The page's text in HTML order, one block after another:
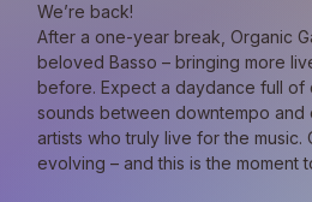
We’re back!
After a one-year break, Organic
beloved Basso – bringing more
before. Expect a daydance full of
sounds between downtempo
artists who truly live for the music.
evolving – and this is the moment